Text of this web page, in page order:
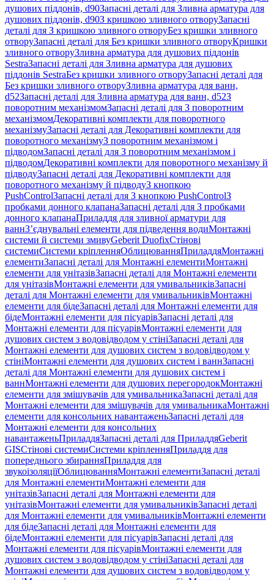
душових піддонів, d90Запасні деталі для Зливна арматура для
душових піддонів, d90З кришкою зливного отворуЗапасні
деталі для З кришкою зливного отворуБез кришки зливного
отворуЗапасні деталі для Без кришки зливного отворуКришки
зливного отворуЗливна арматура для душових піддонів
SestraЗапасні деталі для Зливна арматура для душових
піддонів SestraБез кришки зливного отворуЗапасні деталі для
Без кришки зливного отворуЗливна арматура для ванн,
d52Запасні деталі для Зливна арматура для ванн, d52З
поворотним механізмомЗапасні деталі для З поворотним
механізмомДекоративні комплекти для поворотного
механізмуЗапасні деталі для Декоративні комплекти для
поворотного механізмуЗ поворотним механізмом і
підводомЗапасні деталі для З поворотним механізмом і
підводомДекоративні комплекти для поворотного механізму й
підводуЗапасні деталі для Декоративні комплекти для
поворотного механізму й підводуЗ кнопкою
PushControlЗапасні деталі для З кнопкою PushControlЗ
пробками донного клапанаЗапасні деталі для З пробками
донного клапанаПриладдя для зливної арматури для
ваннЗ’єднувальні елементи для підведення водиМонтажні
системи й системи змивуGeberit DuofixСтінові
системиСистеми кріпленняОблицюванняПриладдяМонтажні
елементиЗапасні деталі для Монтажні елементиМонтажні
елементи для унітазівЗапасні деталі для Монтажні елементи
для унітазівМонтажні елементи для умивальниківЗапасні
деталі для Монтажні елементи для умивальниківМонтажні
елементи для бідеЗапасні деталі для Монтажні елементи для
бідеМонтажні елементи для пісуарівЗапасні деталі для
Монтажні елементи для пісуарівМонтажні елементи для
душових систем з водовідводом у стініЗапасні деталі для
Монтажні елементи для душових систем з водовідводом у
стініМонтажні елементи для душових систем і ваннЗапасні
деталі для Монтажні елементи для душових систем і
ваннМонтажні елементи для душових перегородокМонтажні
елементи для змішувачів для умивальникаЗапасні деталі для
Монтажні елементи для змішувачів для умивальникаМонтажні
елементи для консольних навантаженьЗапасні деталі для
Монтажні елементи для консольних
навантаженьПриладдяЗапасні деталі для ПриладдяGeberit
GISСтінові системиСистеми кріпленняПриладдя для
попереднього збиранняПриладдя для
звукоізоляціїОблицюванняМонтажні елементиЗапасні деталі
для Монтажні елементиМонтажні елементи для
унітазівЗапасні деталі для Монтажні елементи для
унітазівМонтажні елементи для умивальниківЗапасні деталі
для Монтажні елементи для умивальниківМонтажні елементи
для бідеЗапасні деталі для Монтажні елементи для
бідеМонтажні елементи для пісуарівЗапасні деталі для
Монтажні елементи для пісуарівМонтажні елементи для
душових систем з водовідводом у стініЗапасні деталі для
Монтажні елементи для душових систем з водовідводом у